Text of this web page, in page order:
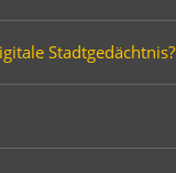
Stadtgedächtnis?